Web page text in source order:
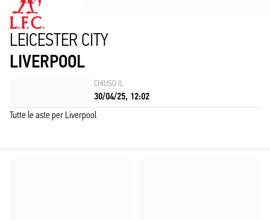
LEICESTER CITY
LIVERPOOL
CHIUSO IL
30/04/25, 12:02
Tutte le aste per Liverpool